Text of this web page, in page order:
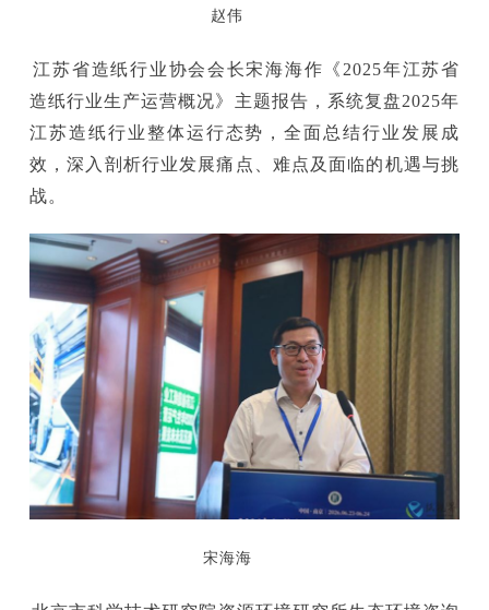
赵伟
苏省造纸行业协会会长宋海海作《2025年江苏省
造纸行业生产运营概况》主题报告，系统复盘2025年
江苏造纸行业整体运行态势，全面总结行业发展成
效，深入剖析行业发展痛点、难点及面临的机遇与挑
战。
宋海海